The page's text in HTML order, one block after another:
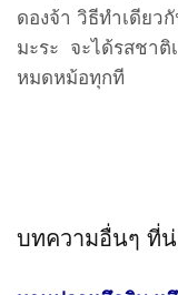
ดองจ้า วิธีทำเดียว
มะระ จะได้รสชาติ
หมดหม้อทุกที
บทความอื่นๆ ที่